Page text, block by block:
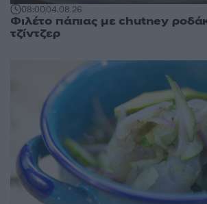
08:0004.08.26
Φιλέτο πάπιας με chutney
τζίντζερ